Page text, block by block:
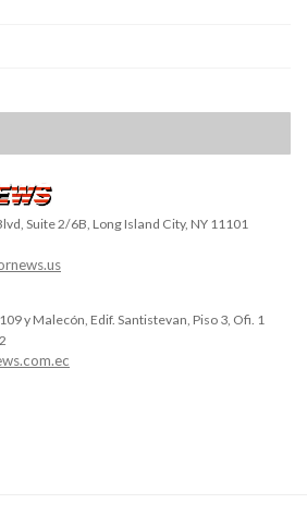
Suite 2/6B, Long Island City, NY 11101
y Malecón, Edif. Santistevan, Piso 3, Ofi. 1